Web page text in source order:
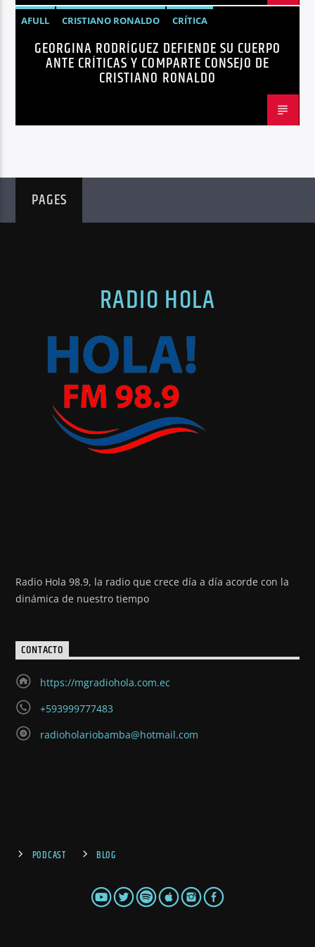
AFULL CRISTIANO RONALDO
CRÍTICA
GEORGINA RODRÍGUEZ
NOTICIAS
REDES SOCIALES
TENDENCIAS
TRENDING VIRALES
GEORGINA RODRÍGUEZ DEFIENDE SU CUERPO
ANTE CRÍTICAS Y COMPARTE CONSEJO DE
CRISTIANO RONALDO
PAGES
RADIO HOLA
Radio Hola 98.9, la radio que crece día a día acorde con la
dinámica de nuestro tiempo
CONTACTO
https://mgradiohola.com.ec
+593999777483
radioholariobamba@hotmail.com
PODCAST BLOG